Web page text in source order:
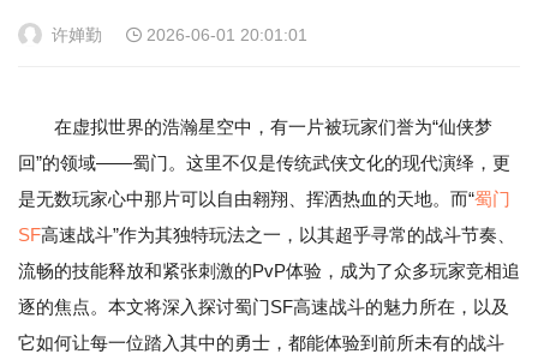
许婵勤 2026-06-01 20:01:01
在虚拟世界的浩瀚星空中，有一片被玩家们誉为“仙侠梦
回”的领域——蜀门。这里不仅是传统武侠文化的现代演绎，更
是无数玩家心中那片可以自由翱翔、挥洒热血的天地。而“蜀门
SF高速战斗”作为其独特玩法之一，以其超乎寻常的战斗节奏、
流畅的技能释放和紧张刺激的PvP体验，成为了众多玩家竞相追
逐的焦点。本文将深入探讨蜀门SF高速战斗的魅力所在，以及
它如何让每一位踏入其中的勇士，都能体验到前所未有的战斗